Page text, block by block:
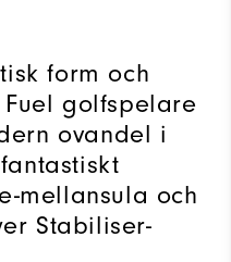
form och
golfspelare
ovandel i
mellansula och
Stabiliser-